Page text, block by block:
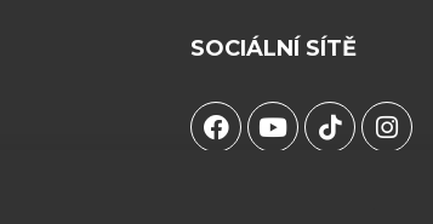
SOCIÁLNÍ SÍTĚ
F
a
Y
o
T
i
I
n